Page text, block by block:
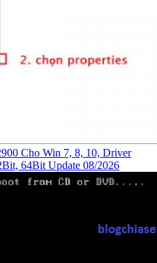
Cho Win 7, 8, 10, Driver
64Bit Update 08/2026